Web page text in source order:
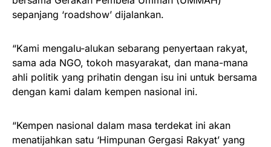
sepanjang ‘roadshow’ dijalankan.
“Kami mengalu-alukan sebarang penyertaan rakyat,
sama ada NGO, tokoh masyarakat, dan mana-mana
ahli politik yang prihatin dengan isu ini untuk bersama
dengan kami dalam kempen nasional ini.
“Kempen nasional dalam masa terdekat ini akan
menatijahkan satu ‘Himpunan Gergasi Rakyat’ yang